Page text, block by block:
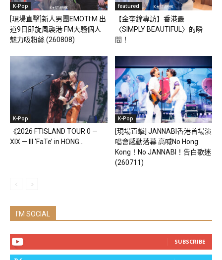
K-Pop
[現場直擊]新人男團EMOTI:M 出
道9日即旋風襲港 FM大騷個人
魅力吸粉絲 (260808)
featured
【金奎鐘專訪】香港最
〈SIMPLY BEAUTIFUL〉的瞬
間！
K-Pop
《2026 FTISLAND TOUR 0 —
XIX — III ‘FaTe’ in HONG...
K-Pop
[現場直擊] JANNABI香港首場演
唱會感動落幕 高喊No Hong
Kong！No JANNABI！告白歌迷
(260711)
I'M SOCIAL
SUBSCRIBE